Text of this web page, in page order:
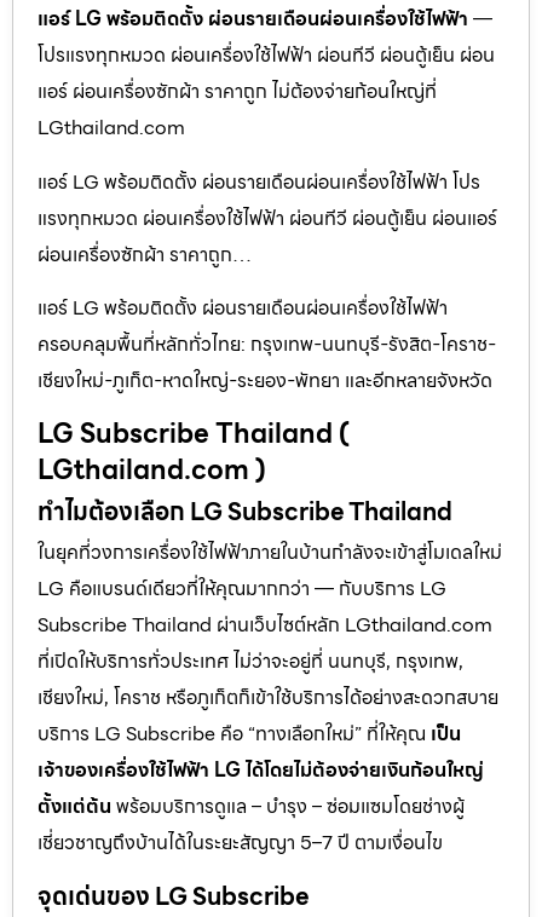
แอร์ LG พร้อมติดตั้ง ผ่อนรายเดือนผ่อนเครื่องใช้ไฟฟ้า —
โปรแรงทุกหมวด ผ่อนเครื่องใช้ไฟฟ้า ผ่อนทีวี ผ่อนตู้เย็น ผ่อน
แอร์ ผ่อนเครื่องซักผ้า ราคาถูก ไม่ต้องจ่ายก้อนใหญ่ที่
LGthailand.com
แอร์ LG พร้อมติดตั้ง ผ่อนรายเดือนผ่อนเครื่องใช้ไฟฟ้า โปร
แรงทุกหมวด ผ่อนเครื่องใช้ไฟฟ้า ผ่อนทีวี ผ่อนตู้เย็น ผ่อนแอร์
ผ่อนเครื่องซักผ้า ราคาถูก…
แอร์ LG พร้อมติดตั้ง ผ่อนรายเดือนผ่อนเครื่องใช้ไฟฟ้า
ครอบคลุมพื้นที่หลักทั่วไทย: กรุงเทพ-นนทบุรี-รังสิต-โคราช-
เชียงใหม่-ภูเก็ต-หาดใหญ่-ระยอง-พัทยา และอีกหลายจังหวัด
LG Subscribe Thailand (
LGthailand.com )
ทำไมต้องเลือก LG Subscribe Thailand
ในยุคที่วงการเครื่องใช้ไฟฟ้าภายในบ้านกำลังจะเข้าสู่โมเดลใหม่
LG คือแบรนด์เดียวที่ให้คุณมากกว่า — กับบริการ LG
Subscribe Thailand ผ่านเว็บไซต์หลัก LGthailand.com
ที่เปิดให้บริการทั่วประเทศ ไม่ว่าจะอยู่ที่ นนทบุรี, กรุงเทพ,
เชียงใหม่, โคราช หรือภูเก็ตก็เข้าใช้บริการได้อย่างสะดวกสบาย
บริการ LG Subscribe คือ “ทางเลือกใหม่” ที่ให้คุณ เป็น
เจ้าของเครื่องใช้ไฟฟ้า LG ได้โดยไม่ต้องจ่ายเงินก้อนใหญ่
ตั้งแต่ต้น พร้อมบริการดูแล – บำรุง – ซ่อมแซมโดยช่างผู้
เชี่ยวชาญถึงบ้านได้ในระยะสัญญา 5–7 ปี ตามเงื่อนไข
จุดเด่นของ LG Subscribe